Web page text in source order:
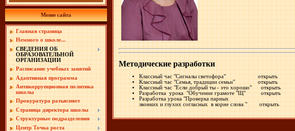
Меню сайта
Главная страница
Немного о школе...
СВЕДЕНИЯ ОБ
ОБРАЗОВАТЕЛЬНОЙ
ОРГАНИЗАЦИИ
Расписание учебных занятий
Адаптивная программа
Антикоррупционная политика
школы
Прокуратура разъясняет
Страница директора школы
Структурные подразделения
Центр Точка роста
Методические разработки
Классный час "Сигналы светофора" открыть
Классный час "Семья, традиции семьи" открыть
Классный час "Если добрый ты - это хорошо" открыть
Разработка урока "Обучение грамоте "Щ" открыть
Разработка урока "Проверка парных
звонких и глухих согласных в корне слова " открыть